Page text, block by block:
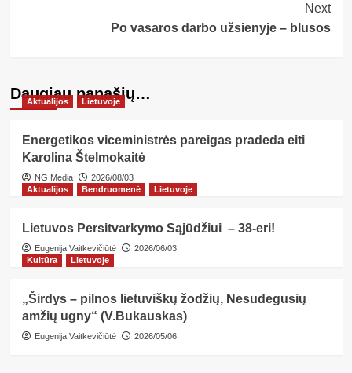
Next
Po vasaros darbo užsienyje – blusos
Daugiau panašių…
Aktualijos Lietuvoje
Energetikos viceministrės pareigas pradeda eiti
Karolina Štelmokaitė
NG Media
2026/08/03
Aktualijos
Bendruomenė Lietuvoje
Lietuvos Persitvarkymo Sąjūdžiui – 38-eri!
Eugenija Vaitkevičiūtė
2026/06/03
Kultūra
Lietuvoje
„Širdys – pilnos lietuviškų žodžių, Nesudegusių
amžių ugny“ (V.Bukauskas)
Eugenija Vaitkevičiūtė 2026/05/06